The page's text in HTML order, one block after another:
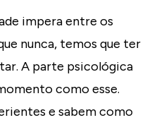
impera entre os
nunca, temos que ter
A parte psicológica
como esse.
e sabem como